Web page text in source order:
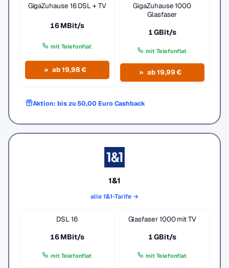
GigaZuhause 16 DSL + TV
16 MBit/s
mit Telefonflat
ab 19,98 €
GigaZuhause 1000
Glasfaser
1 GBit/s
mit Telefonflat
ab 19,99 €
Aktion: bis zu 50,00 Euro Cashback
1&1
alle 1&1-Tarife →
DSL 16
16 MBit/s
mit Telefonflat
Glasfaser 1000 mit TV
1 GBit/s
mit Telefonflat